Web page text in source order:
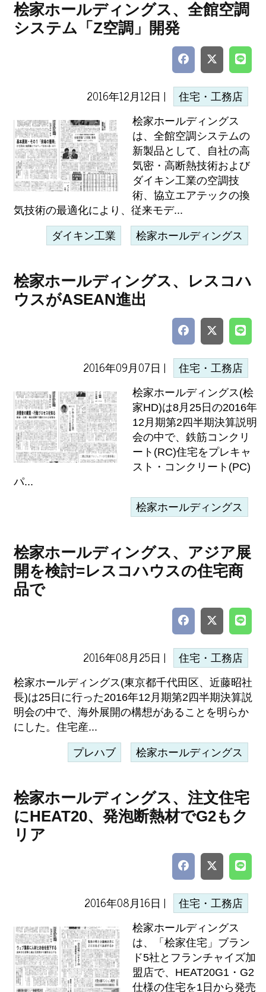
桧家ホールディングス、全館空調
システム「Z空調」開発
2016年12月12日 | 住宅・工務店
桧家ホールディングス
は、全館空調システムの
新製品として、自社の高
気密・高断熱技術および
ダイキン工業の空調技
術、協立エアテックの換
気技術の最適化により、従来モデ...
ダイキン工業 桧家ホールディングス
桧家ホールディングス、レスコハ
ウスがASEAN進出
2016年09月07日 | 住宅・工務店
桧家ホールディングス(桧
家HD)は8月25日の2016年
12月期第2四半期決算説明
会の中で、鉄筋コンクリ
ート(RC)住宅をプレキャ
スト・コンクリート(PC)
パ...
桧家ホールディングス
桧家ホールディングス、アジア展
開を検討=レスコハウスの住宅商
品で
2016年08月25日 | 住宅・工務店
桧家ホールディングス(東京都千代田区、近藤昭社
長)は25日に行った2016年12月期第2四半期決算説
明会の中で、海外展開の構想があることを明らか
にした。住宅産...
プレハブ 桧家ホールディングス
桧家ホールディングス、注文住宅
にHEAT20、発泡断熱材でG2もク
リア
2016年08月16日 | 住宅・工務店
桧家ホールディングス
は、「桧家住宅」ブラン
ド5社とフランチャイズ加
盟店で、HEAT20G1・G2
仕様の住宅を1日から発売